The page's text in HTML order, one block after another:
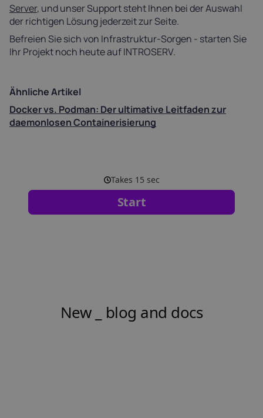
Server, und unser Support steht Ihnen bei der Auswahl
der richtigen Lösung jederzeit zur Seite.
Befreien Sie sich von Infrastruktur-Sorgen - starten Sie
Ihr Projekt noch heute auf INTROSERV.
Ähnliche Artikel
Docker vs. Podman: Der ultimative Leitfaden zur
daemonlosen Containerisierung